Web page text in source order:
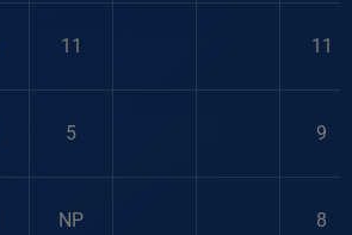
11 11
5 9
NP 8